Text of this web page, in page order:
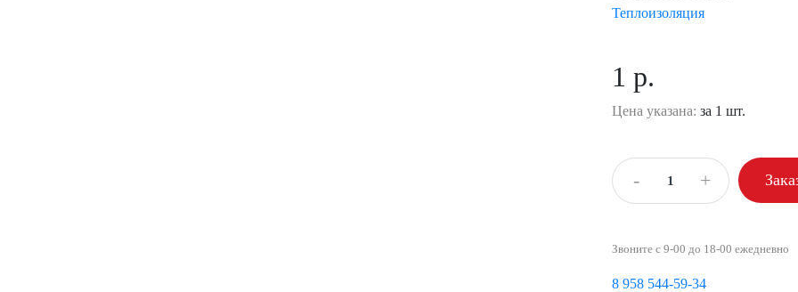
Теплоизоляция
1 р.
Цена указана: за 1 шт.
- +
Звоните с 9-00 до 18-00 ежедневно
8 958 544-59-34